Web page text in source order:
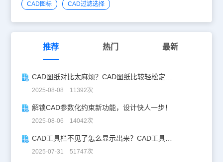
CAD图标 CAD过滤选择
推荐 热门 最新
CAD图纸对比太麻烦？CAD图纸比较轻松定位修改，开启高效设计之旅
2025-08-08 11392次
解锁CAD参数化约束新功能，设计快人一步！
2025-08-06 14042次
CAD工具栏不见了怎么显示出来？CAD工具栏恢复指南
2025-07-31 51747次